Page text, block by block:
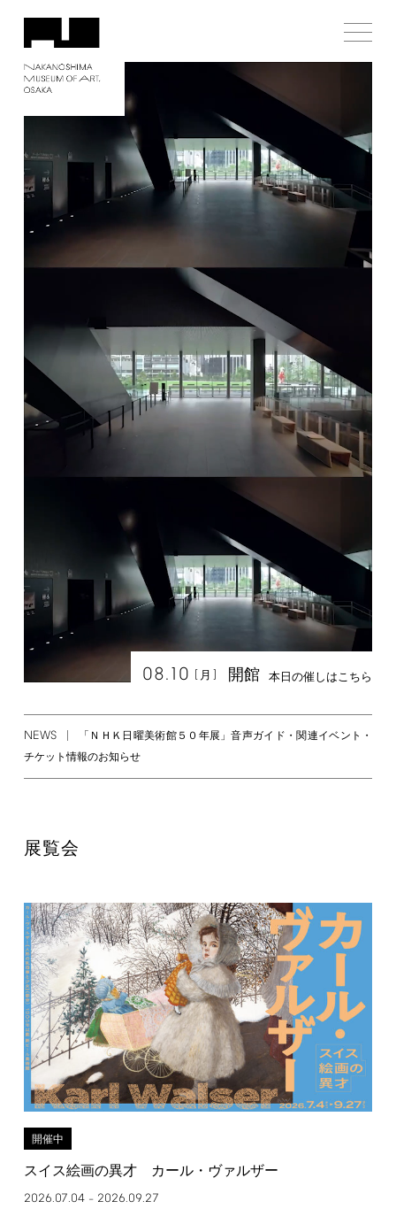
08.10 [ 月 ] 開館 本日の催しはこちら
NEWS
「ＮＨＫ日曜美術館５０年展」音声ガイド・関連イベント・
チケット情報のお知らせ
展覧会
開催中
スイス絵画の異才 カール・ヴァルザー
2026.07.04– 2026.09.27